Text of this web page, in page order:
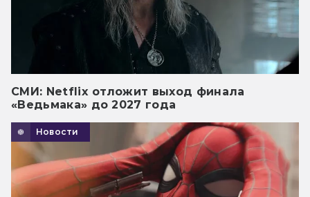
СМИ: Netflix отложит выход финала
«Ведьмака» до 2027 года
Новости